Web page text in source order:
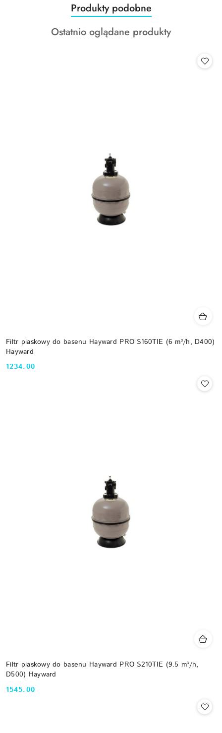
Pomiń karuzelę produktów
Produkty
o
statusie:
Produkty podobne
Produkty
Ostatnio oglądane produkty
Filtr piaskowy do basenu Hayward PRO S160TIE (6 m³/h, D400)
Hayward
Cena:
1234.00
Filtr piaskowy do basenu Hayward PRO S210TIE (9.5 m³/h,
D500) Hayward
Cena:
1545.00